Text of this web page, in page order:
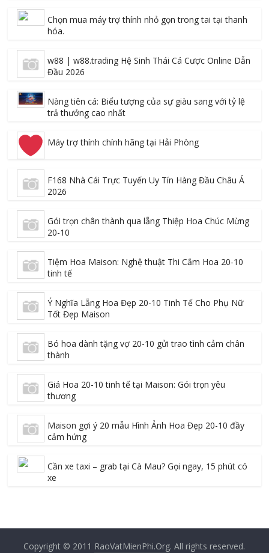
Chọn mua máy trợ thính nhỏ gọn trong tai tại thanh
hóa.
w88 | w88.trading Hệ Sinh Thái Cá Cược Online Dẫn
Đầu 2026
Nàng tiên cá: Biểu tượng của sự giàu sang với tỷ lệ
trả thưởng cao nhất
Máy trợ thính chính hãng tại Hải Phòng
F168 Nhà Cái Trực Tuyến Uy Tín Hàng Đầu Châu Á
2026
Gói trọn chân thành qua lẵng Thiệp Hoa Chúc Mừng
20-10
Tiệm Hoa Maison: Nghệ thuật Thi Cắm Hoa 20-10
tinh tế
Ý Nghĩa Lẵng Hoa Đẹp 20-10 Tinh Tế Cho Phụ Nữ
Tốt Đẹp Maison
Bó hoa dành tặng vợ 20-10 gửi trao tình cảm chân
thành
Giá Hoa 20-10 tinh tế tại Maison: Gói trọn yêu
thương
Maison gợi ý 20 mẫu Hình Ảnh Hoa Đẹp 20-10 đầy
cảm hứng
Cần xe taxi – grab tại Cà Mau? Gọi ngay, 15 phút có
xe
Copyright © 2011 RaoVatMienPhi.Org. All rights reserved.